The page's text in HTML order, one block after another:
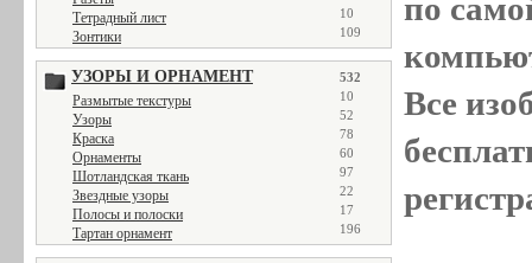
Тетрадный лист 10
Зонтики 109
УЗОРЫ И ОРНАМЕНТ 532
Размытые текстуры 10
Узоры 52
Краска 78
Орнаменты 60
Шотландская ткань 97
Звездные узоры 22
Полосы и полоски 17
Тартан орнамент 196
по
Все